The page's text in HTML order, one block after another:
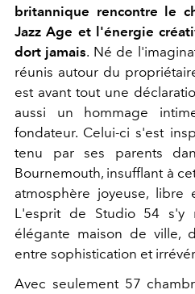
britannique rencontre le
Jazz Age et l'énergie
dort jamais. Né de
réunis autour du
est avant tout une
aussi un hommage
fondateur. Celui-ci s'est
tenu par ses parents
Bournemouth, insufflant à
atmosphère joyeuse, libre
L'esprit de Studio 54 s'y
élégante maison de ville,
entre sophistication et
Avec seulement 57